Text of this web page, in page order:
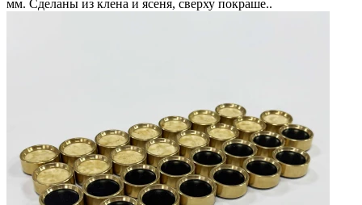
мм. Сделаны из клена и ясеня, сверху покраше..